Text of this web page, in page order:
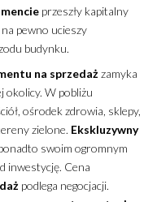
przeszły kapitalny
pewno ucieszy
budynku.
na sprzedażzamyka
okolicy. W pobliżu
ośrodek zdrowia, sklepy,
zielone. Ekskluzywny
swoim ogromnym
inwestycję. Cena
podlega negocjacji.